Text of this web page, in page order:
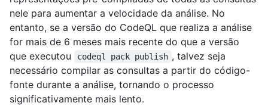
nele para aumentar a velocidade da análise. No
entanto, se a versão do CodeQL que realiza a análise
for mais de 6 meses mais recente do que a versão
que executou
codeql pack publish , talvez seja
necessário compilar as consultas a partir do código-
fonte durante a análise, tornando o processo
significativamente mais lento.